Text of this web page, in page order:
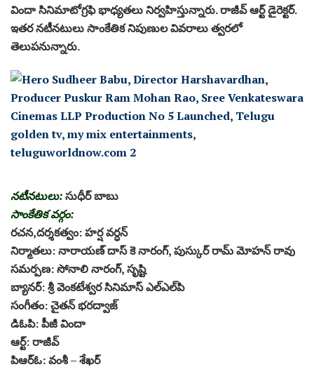
విందా సినిమాటోగ్ర‌ఫి భాధ్య‌తలు నిర్వ‌హిస్తున్నారు. రాజీవ్ ఆర్ట్ డైరెక్ట‌ర్.
ఇత‌ర న‌టీన‌టులు సాంకేతిక నిపుణుల వివ‌రాలు త్వ‌ర‌లో
తెలుప‌నున్నారు.
న‌టీన‌టులు:సుధీర్ బాబు
సాంకేతిక వ‌ర్గం:
ర‌చ‌న‌,ద‌ర్శ‌క‌త్వం: హ‌ర్ష వ‌ర్ధ‌న్‌
నిర్మాత‌లు: నారాయణ్ దాస్ కె నారంగ్, పుస్కుర్ రామ్ మోహన్ రావు
స‌మ‌ర్ప‌ణ‌: సోనాలి నారంగ్‌, సృష్టి
బ్యాన‌ర్‌: శ్రీ వెంకటేశ్వర సినిమాస్ ఎల్‌ఎల్‌పి
సంగీతం: చైత‌న్ భ‌ర‌ద్వాజ్
డిఓపి: పీజీ విందా
ఆర్ట్‌: రాజీవ్‌
పిఆర్ఓ: వంశీ – శేఖ‌ర్‌